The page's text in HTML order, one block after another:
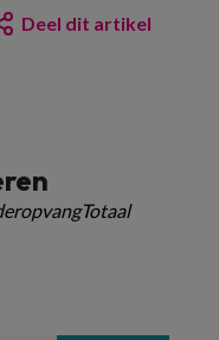
Deel dit artikel